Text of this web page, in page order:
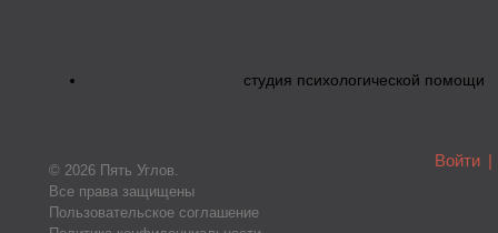
студия психологической помощи
© 2026 Пять Углов.
Все права защищены
Пользовательское соглашение
Войти